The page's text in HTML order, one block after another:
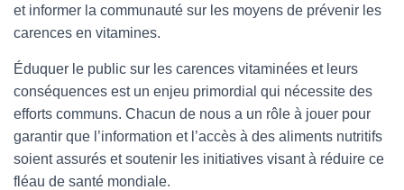
et informer la communauté sur les moyens de prévenir les
carences en vitamines.
Éduquer le public sur les carences vitaminées et leurs
conséquences est un enjeu primordial qui nécessite des
efforts communs. Chacun de nous a un rôle à jouer pour
garantir que l’information et l’accès à des aliments nutritifs
soient assurés et soutenir les initiatives visant à réduire ce
fléau de santé mondiale.